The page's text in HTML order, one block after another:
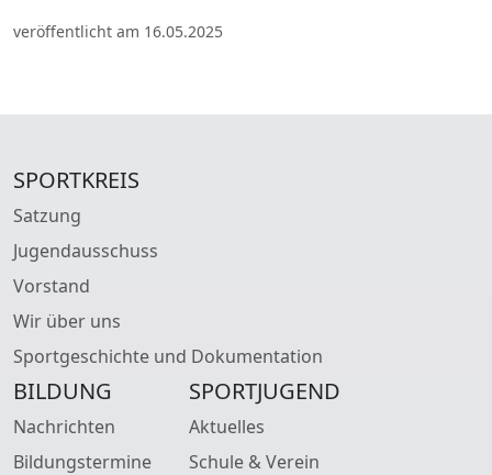
veröffentlicht am 16.05.2025
SPORTKREIS
Satzung
Jugendausschuss
Vorstand
Wir über uns
Sportgeschichte und Dokumentation
BILDUNG
Nachrichten
Bildungstermine
SPORTJUGEND
Aktuelles
Schule & Verein